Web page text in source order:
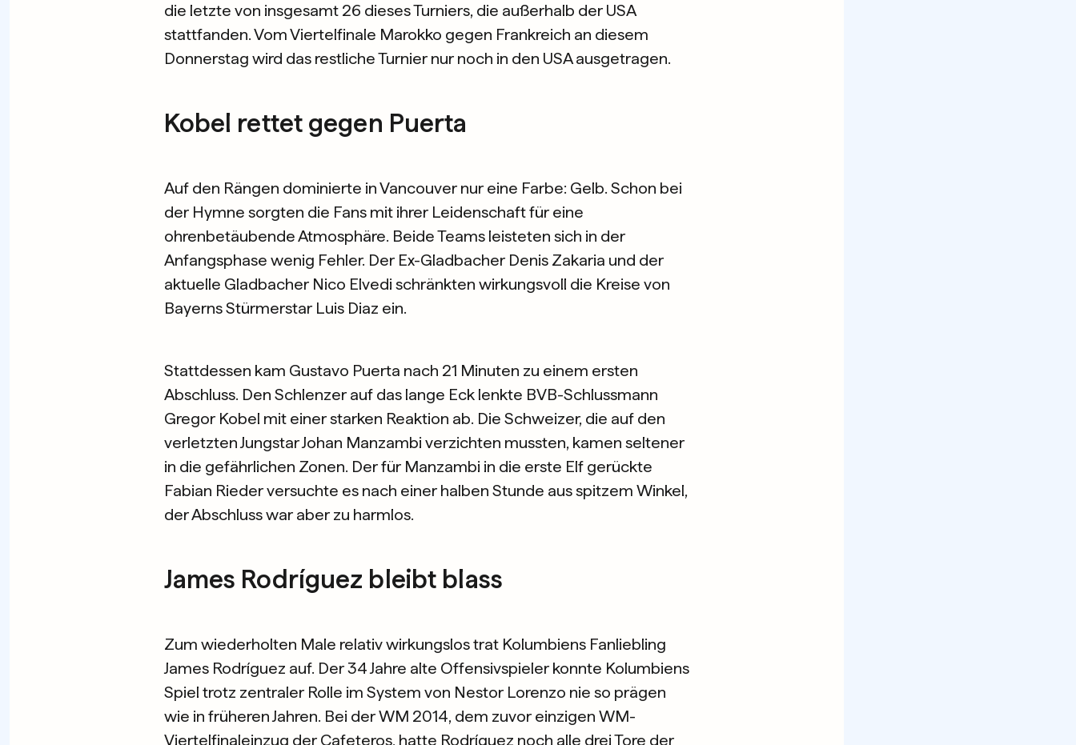
die letzte von insgesamt 26 dieses Turniers, die außerhalb der USA
stattfanden. Vom Viertelfinale Marokko gegen Frankreich an diesem
Donnerstag wird das restliche Turnier nur noch in den USA ausgetragen.
Kobel rettet gegen Puerta
Auf den Rängen dominierte in Vancouver nur eine Farbe: Gelb. Schon bei
der Hymne sorgten die Fans mit ihrer Leidenschaft für eine
ohrenbetäubende Atmosphäre. Beide Teams leisteten sich in der
Anfangsphase wenig Fehler. Der Ex-Gladbacher Denis Zakaria und der
aktuelle Gladbacher Nico Elvedi schränkten wirkungsvoll die Kreise von
Bayerns Stürmerstar Luis Diaz ein.
Stattdessen kam Gustavo Puerta nach 21 Minuten zu einem ersten
Abschluss. Den Schlenzer auf das lange Eck lenkte BVB-Schlussmann
Gregor Kobel mit einer starken Reaktion ab. Die Schweizer, die auf den
verletzten Jungstar Johan Manzambi verzichten mussten, kamen seltener
in die gefährlichen Zonen. Der für Manzambi in die erste Elf gerückte
Fabian Rieder versuchte es nach einer halben Stunde aus spitzem Winkel,
der Abschluss war aber zu harmlos.
James Rodríguez bleibt blass
Zum wiederholten Male relativ wirkungslos trat Kolumbiens Fanliebling
James Rodríguez auf. Der 34 Jahre alte Offensivspieler konnte Kolumbiens
Spiel trotz zentraler Rolle im System von Nestor Lorenzo nie so prägen
wie in früheren Jahren. Bei der WM 2014, dem zuvor einzigen WM-
Viertelfinaleinzug der Cafeteros, hatte Rodríguez noch alle drei Tore der